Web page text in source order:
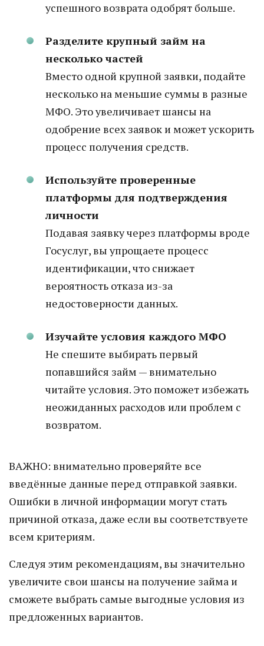
успешного возврата одобрят больше.
Разделите крупный займ на
несколько частей
Вместо одной крупной заявки, подайте
несколько на меньшие суммы в разные
МФО. Это увеличивает шансы на
одобрение всех заявок и может ускорить
процесс получения средств.
Используйте проверенные
платформы для подтверждения
личности
Подавая заявку через платформы вроде
Госуслуг, вы упрощаете процесс
идентификации, что снижает
вероятность отказа из-за
недостоверности данных.
Изучайте условия каждого МФО
Не спешите выбирать первый
попавшийся займ — внимательно
читайте условия. Это поможет избежать
неожиданных расходов или проблем с
возвратом.
ВАЖНО: внимательно проверяйте все
введённые данные перед отправкой заявки.
Ошибки в личной информации могут стать
причиной отказа, даже если вы соответствуете
всем критериям.
Следуя этим рекомендациям, вы значительно
увеличите свои шансы на получение займа и
сможете выбрать самые выгодные условия из
предложенных вариантов.